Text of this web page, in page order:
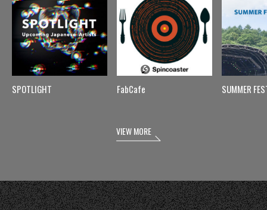
SPOTLIGHT FabCafe SUMMER
VIEW MORE